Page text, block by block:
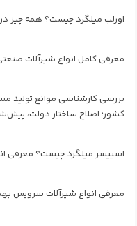
اورلب میلگرد چیست؟ همه چیز
معرفی کامل انواع شیرآلات
بررسی کارشناسی موانع تولید
کشور؛ اصلاح ساختار دولت،
اسپیسر میلگرد چیست؟ معرفی
معرفی انواع شیرآلات سرویس